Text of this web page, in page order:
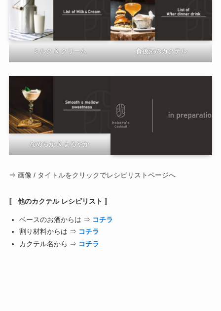
ミルク & クリーム 食後酒のカクテル
なめらか & まろやか
⇒ 画像 / タイトルをクリックでレシピリストページへ
〚 他のカクテル レシピリスト 〛
ベースのお酒からは ⇒ コチラ
割り材料からは ⇒ コチラ
カクテル名から ⇒ コチラ